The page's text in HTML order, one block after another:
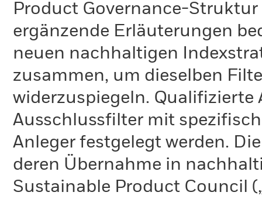
Product Governance-
ergänzende Erläuterungen
neuen nachhaltigen
zusammen, um dieselben
widerzuspiegeln.
Ausschlussfilter mit
Anleger festgelegt werden.
deren Übernahme in
Sustainable Product Council